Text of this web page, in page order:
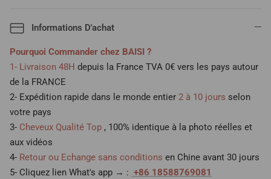
Informations D'achat
Pourquoi Commander chez BAISI ?
1- Livraison 48H depuis la France TVA 0€ vers les pays autour
de la FRANCE
2- Expédition rapide dans le monde entier 2 à 10 jours selon
votre pays
3- Cheveux Qualité Top , 100% identique à la photo réelles et
aux vidéos
4- Retour ou Echange sans conditions en Chine avant 30 jours
5- Cliquez lien What's app → : +86 18588769081